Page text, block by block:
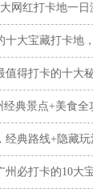
网红打卡地一日
大宝藏打卡地
典景点+美食全
经典路线+隐藏玩
州必打卡的10大